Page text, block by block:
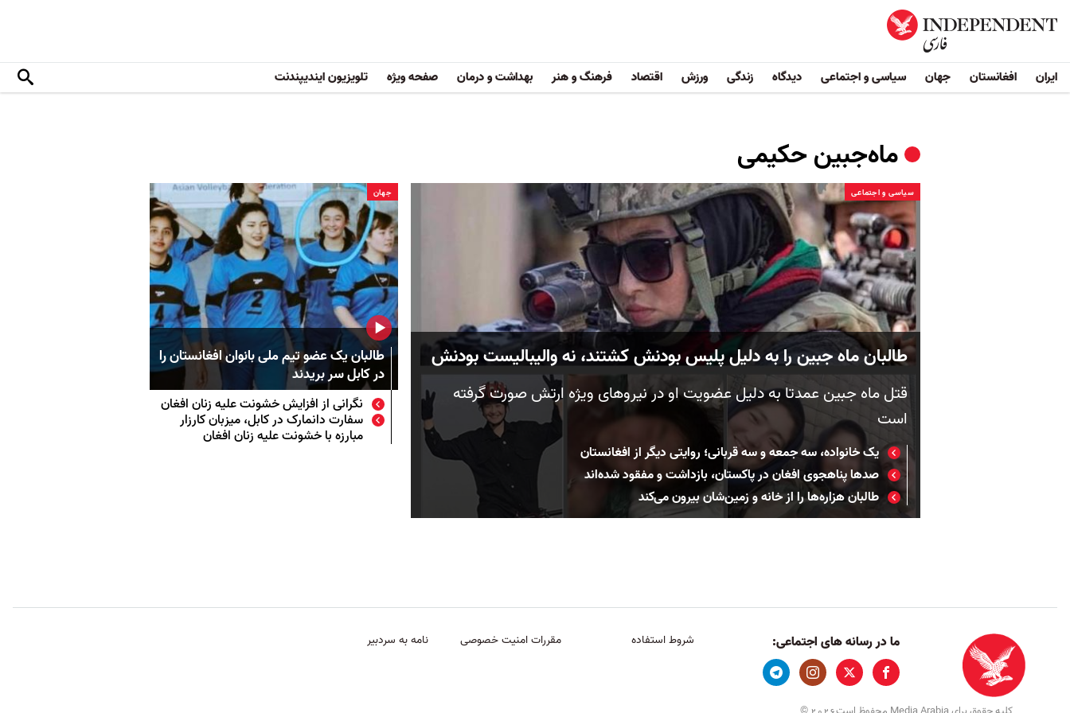
ایران افغانستان جهان سیاسی و اجتماعی دیدگاه زندگی ورزش اقتصاد فرهنگ و هنر بهداشت و درمان صفحه ویژه تلویزیون ایندیپندنت
ماه‌جبین حکیمی
سیاسی و اجتماعی
طالبان ماه جبین را به دلیل پلیس بودنش کشتند، نه والیبالیست بودنش
قتل ماه جبین عمدتا به دلیل عضویت او در نیروهای ویژه ارتش صورت گرفته
است
یک خانواده، سه جمعه و سه قربانی؛ روایتی دیگر از افغانستان
صدها پناهجوی افغان در پاکستان، بازداشت و مفقود شده‌اند
طالبان هزاره‌‌ها را از خانه و زمین‌شان بیرون می‌کند
جهان
طالبان یک عضو تیم ملی بانوان افغانستان را
در کابل سر بریدند
نگرانی از افزایش خشونت علیه زنان افغان
سفارت دانمارک در کابل، میزبان کارزار
مبارزه با خشونت علیه زنان افغان
ما در رسانه های اجتماعی: شروط استفاده مقررات امنیت خصوصی نامه به سردبیر